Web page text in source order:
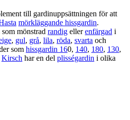
till gardinuppsättningen för att
mörkläggande hissgardin.
mönstrad randig ellerenfärgad i
, gul, grå, lila, röda, svarta och
som hissgardin 160, 140, 180, 130,
Kirsch har en del plisségardin i olika